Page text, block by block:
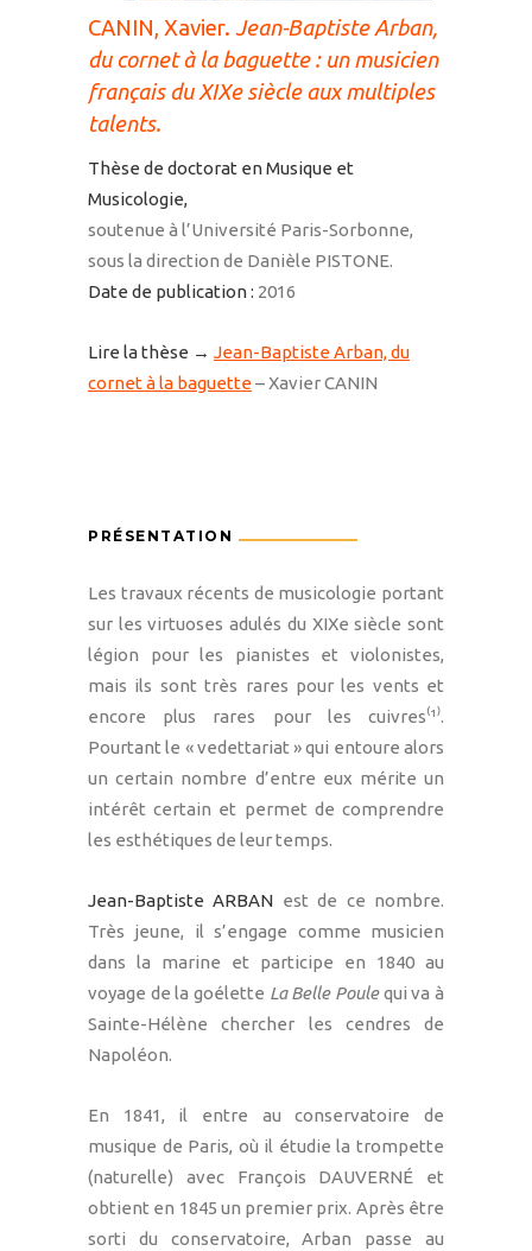
CANIN, Xavier. Jean-Baptiste Arban,
du cornet à la baguette : un musicien
français du XIXe siècle aux multiples
talents.
Thèse de doctorat en Musique et
Musicologie,
soutenue à l’Université Paris-Sorbonne,
sous la direction de Danièle PISTONE.
Date de publication : 2016
Lire la thèse → Jean-Baptiste Arban, du
cornet à la baguette– Xavier CANIN
PRÉSENTATION
Les travaux récents de musicologie portant
sur les virtuoses adulés du XIXe siècle sont
légion pour les pianistes et violonistes,
mais ils sont très rares pour les vents et
encore plus rares pour les cuivres⁽︎¹︎⁾︎.
Pourtant le « vedettariat » qui entoure alors
un certain nombre d’entre eux mérite un
intérêt certain et permet de comprendre
les esthétiques de leur temps.
Jean-Baptiste ARBAN est de ce nombre.
Très jeune, il s’engage comme musicien
dans la marine et participe en 1840 au
voyage de la goélette La Belle Poulequi va à
Sainte-Hélène chercher les cendres de
Napoléon.
En 1841, il entre au conservatoire de
musique de Paris, où il étudie la trompette
(naturelle) avec François DAUVERNÉ et
obtient en 1845 un premier prix. Après être
sorti du conservatoire, Arban passe au